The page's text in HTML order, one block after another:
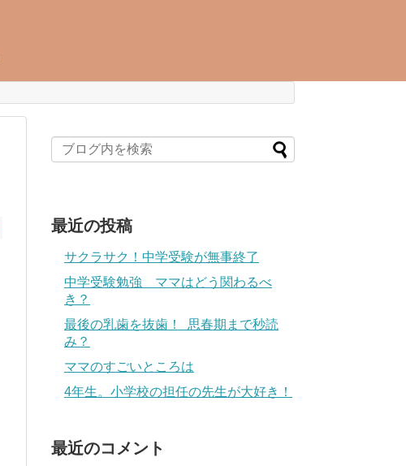
最近の投稿
サクラサク！中学受験が無事終了
中学受験勉強 ママはどう関わるべ
き？
最後の乳歯を抜歯！ 思春期まで秒読
み？
ママのすごいところは
4年生。小学校の担任の先生が大好き！
最近のコメント